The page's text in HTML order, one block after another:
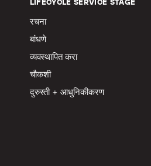
रचना
बांधणे
व्यवस्थापित करा
चौकशी
दुरुस्ती + आधुनिकीकरण